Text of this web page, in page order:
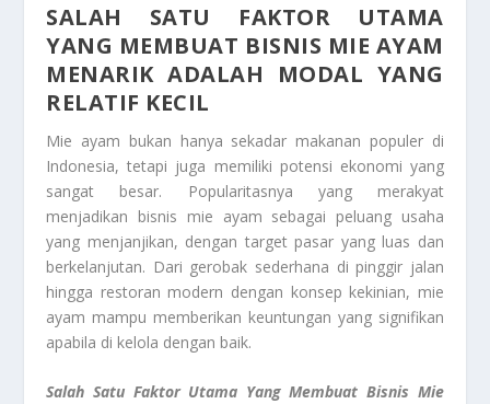
SALAH SATU FAKTOR UTAMA
YANG MEMBUAT BISNIS MIE AYAM
MENARIK ADALAH MODAL YANG
RELATIF KECIL
Mie ayam bukan hanya sekadar makanan populer di
Indonesia, tetapi juga memiliki potensi ekonomi yang
sangat besar. Popularitasnya yang merakyat
menjadikan bisnis mie ayam sebagai peluang usaha
yang menjanjikan, dengan target pasar yang luas dan
berkelanjutan. Dari gerobak sederhana di pinggir jalan
hingga restoran modern dengan konsep kekinian, mie
ayam mampu memberikan keuntungan yang signifikan
apabila di kelola dengan baik.
Salah Satu Faktor Utama Yang Membuat Bisnis Mie